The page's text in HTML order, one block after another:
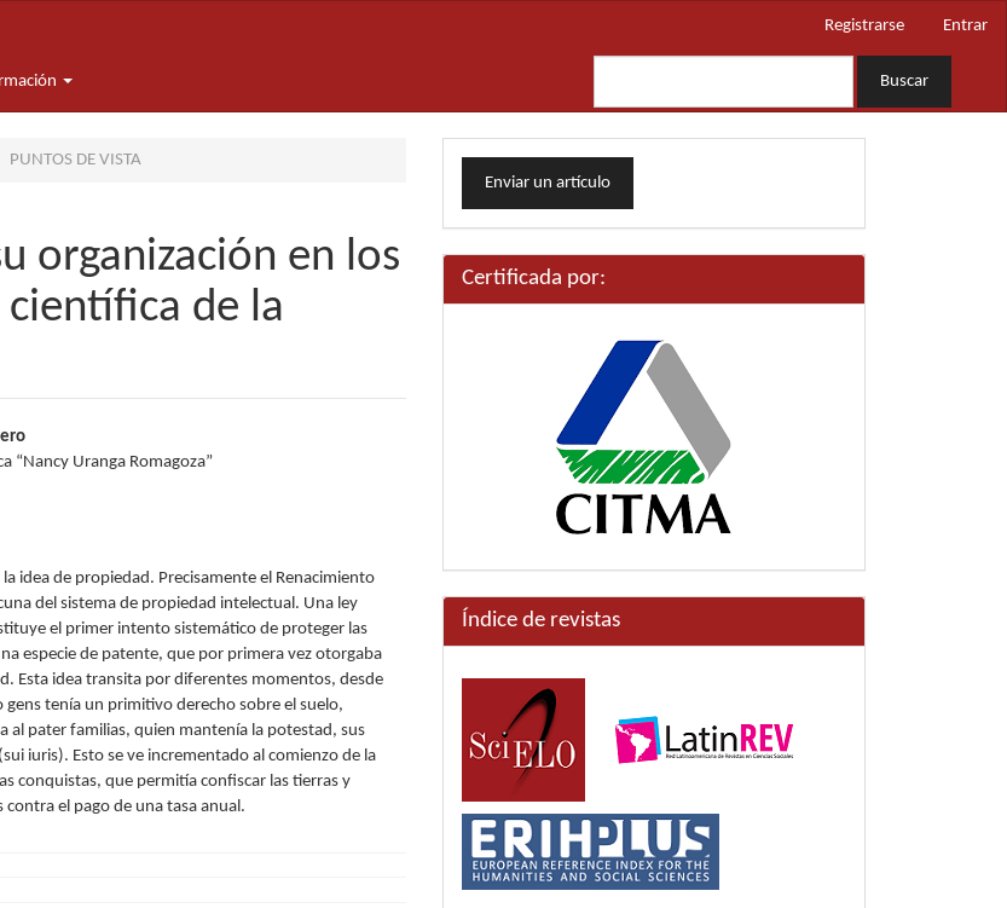
Registrarse Entrar
Buscar
PUNTOS DE VISTA
organización en los
de la
“Nancy Uranga Romagoza”
idea de propiedad. Precisamente el Renacimiento
del sistema de propiedad intelectual. Una ley
el primer intento sistemático de proteger las
especie de patente, que por primera vez otorgaba
Esta idea transita por diferentes momentos, desde
gens tenía un primitivo derecho sobre el suelo,
al pater familias, quien mantenía la potestad, sus
iuris). Esto se ve incrementado al comienzo de la
conquistas, que permitía confiscar las tierras y
el pago de una tasa anual.
Enviar
unEnviar un artículo
Certificada por:
Índice de revistas